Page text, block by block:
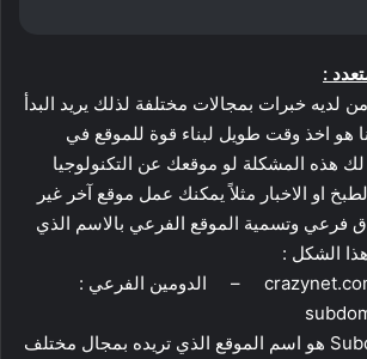
من لديه خبرات بمجالات مختلفة لذلك يريد البدأ
هو اخذ وقت طويل لبناء قوة للموقع في
هذه المشكلة لو موقعك عن التكنولوجيا
او الاخبار مثلاً يمكنك عمل موقع آخر غير
فرعي وتسمية الموقع الفرعي بالاسم الذي
الشكل :
الدومين الرئيسي : crazynet.com – الدومين الفرعي :
بحيث ان ال Subdomain هو اسم الموقع الذي تريده بمجال مختلف